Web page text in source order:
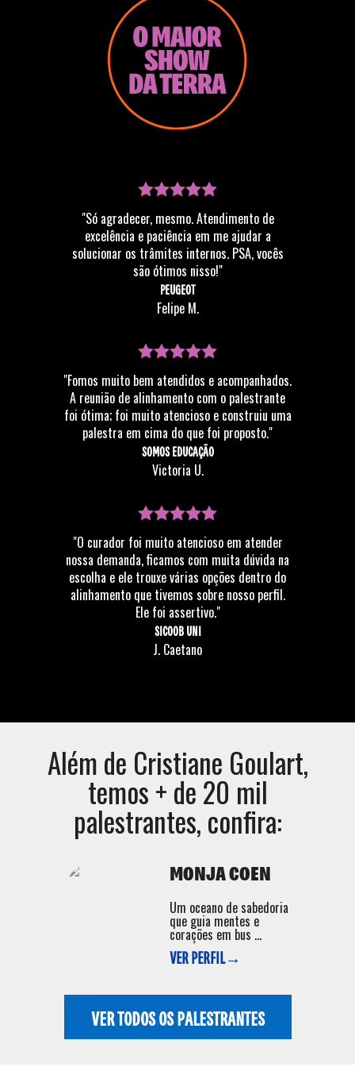
"Só agradecer, mesmo. Atendimento de
excelência e paciência em me ajudar a
solucionar os trâmites internos. PSA, vocês
são ótimos nisso!"
PEUGEOT
Felipe M.
"Fomos muito bem atendidos e acompanhados.
A reunião de alinhamento com o palestrante
foi ótima; foi muito atencioso e construiu uma
palestra em cima do que foi proposto."
SOMOS EDUCAÇÃO
Victoria U.
"O curador foi muito atencioso em atender
nossa demanda, ficamos com muita dúvida na
escolha e ele trouxe várias opções dentro do
alinhamento que tivemos sobre nosso perfil.
Ele foi assertivo."
SICOOB UNI
J. Caetano
Além de Cristiane Goulart,
temos + de 20 mil
palestrantes, confira:
MONJA COEN
Um oceano de sabedoria
que guia mentes e
corações em bus ...
VER PERFIL→
VER TODOS OS PALESTRANTES